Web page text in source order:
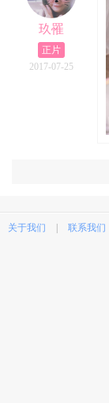
玖罹
正片
2017-07-25
关于我们 联系我们